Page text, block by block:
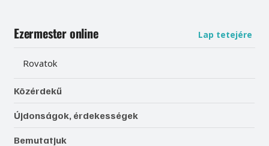
Ezermester online Lap tetejére
Rovatok
Közérdekű
Újdonságok, érdekességek
Bemutatjuk